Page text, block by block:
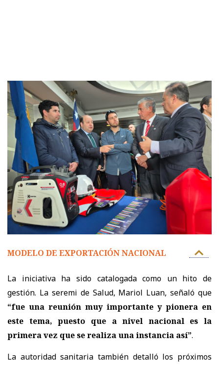
MODELO DE EXPORTACIÓN NACIONAL
La iniciativa ha sido catalogada como un hito de
gestión. La seremi de Salud, Mariol Luan, señaló que
“fue una reunión muy importante y pionera en
este tema, puesto que a nivel nacional es la
primera vez que se realiza una instancia así”.
La autoridad sanitaria también detalló los próximos